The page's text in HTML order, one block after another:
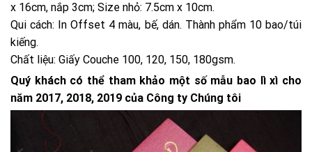
x 16cm, nắp 3cm; Size nhỏ: 7.5cm x 10cm.
Qui cách: In Offset 4 màu, bế, dán. Thành phẩm 10 bao/túi
kiếng.
Chất liệu: Giấy Couche 100, 120, 150, 180gsm.
Quý khách có thể tham khảo một số mẫu bao lì xì cho
năm 2017, 2018, 2019 của Công ty Chúng tôi